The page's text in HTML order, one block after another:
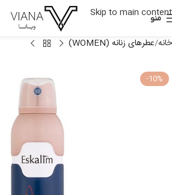
Skip to main content
منو
خانه عطرهای زنانه (WOMEN)
-10%